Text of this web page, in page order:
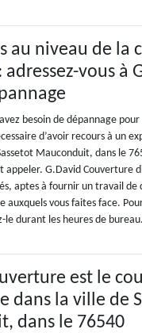
au niveau de la
vous à
besoin de dépannage
d’avoir recours à un
Mauconduit, dans le
appeler. G.David Couverture
aptes à fournir un travail
auxquels vous faites face.
le durant les heures de bureau.
est le
dans la ville de
dans le 76540